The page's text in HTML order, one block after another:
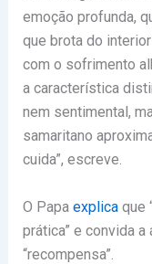
emoção profunda,
que brota do
com o sofrimento
a característica
nem sentimental,
samaritano
cuida”, escreve.
O Papa explicaque
prática” e convida
“recompensa”.